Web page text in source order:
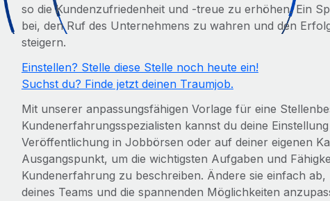
so die Kundenzufriedenheit und -treue zu erhöhen. Ein
bei, den Ruf des Unternehmens zu wahren und den
steigern.
Einstellen? Stelle diese Stelle noch heute ein!
Suchst du? Finde jetzt deinen Traumjob.
Mit unserer anpassungsfähigen Vorlage für eine
Kundenerfahrungsspezialisten kannst du deine
Veröffentlichung in Jobbörsen oder auf deiner eigenen
Ausgangspunkt, um die wichtigsten Aufgaben und
Kundenerfahrung zu beschreiben. Ändere sie einfach
deines Teams und die spannenden Möglichkeiten